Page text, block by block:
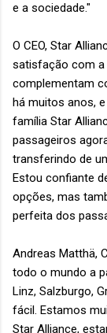
e a sociedade."
O CEO, Star
satisfação com a
complementam
há muitos anos,
família Star
passageiros
transferindo de
Estou confiante
opções, mas
perfeita dos
Andreas Matthä,
todo o mundo a
Linz, Salzburgo,
fácil. Estamos
Star Alliance,